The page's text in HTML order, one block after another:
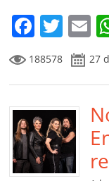
F
a
c
e
b
o
o
T
w
itt
er
E
m
ai
l
188578 27